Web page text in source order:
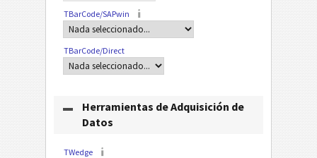
TBarCode/SAPwin
TBarCode/Direct
Herramientas de Adquisición de
Datos
TWedge